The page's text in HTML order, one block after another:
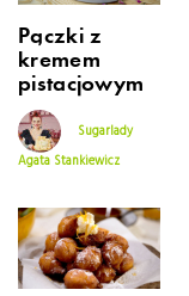
Pączki z
kremem
pistacjowym
Sugarlady
Agata Stankiewicz